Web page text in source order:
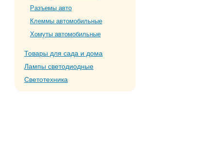
Разъемы авто
Клеммы автомобильные
Хомуты автомобильные
Товары для сада и дома
Лампы светодиодные
Светотехника